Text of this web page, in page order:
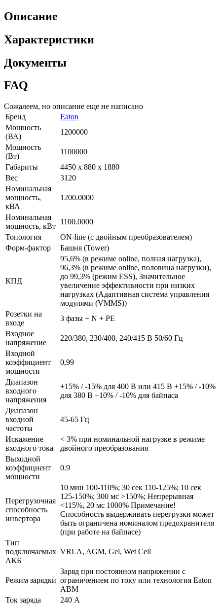
Описание
Характеристики
Документы
FAQ
Сожалеем, но описание еще не написано
Бренд
Eaton
Мощность
(ВА)
1200000
Мощность
(Вт)
1100000
Габариты
4450 x 880 x 1880
Вес
3120
Номинальная
мощность,
кВА
1200.0000
Номинальная
мощность, кВт
1100.0000
Топология
ON-line (с двойным преобразователем)
Форм-фактор
Башня (Tower)
КПД
95,6% (в режиме online, полная нагрузка),
96,3% (в режиме online, половина нагрузки),
до 99,3% (режим ESS), Значительное
увеличение эффективности при низких
нагрузках (Адаптивная система управления
модулями (VMMS))
Розетки на
входе
3 фазы + N + PE
Входное
напряжение
220/380, 230/400, 240/415 В 50/60 Гц
Входной
коэффициент
мощности
0,99
Диапазон
входного
напряжения
+15% / -15% для 400 В или 415 В +15% / -10%
для 380 В +10% / -10% для байпаса
Диапазон
входной
частоты
45-65 Гц
Искажение
входного тока
< 3% при номинальной нагрузке в режиме
двойного преобразования
Выходной
коэффициент
мощности
0.9
Перегрузочная
способность
инвертора
10 мин 100-110%; 30 сек 110-125%; 10 сек
125-150%; 300 мс >150%; Непрерывная
<115%, 20 мс 1000% Примечание!
Способность выдерживать перегрузки может
быть ограничена номиналом предохранителя
(при работе на байпасе)
Тип
подключаемых
АКБ
VRLA, AGM, Gel, Wet Cell
Режим зарядки
Заряд при постоянном напряжении с
ограничением по току или технология Eaton
ABM
Ток заряда
240 А